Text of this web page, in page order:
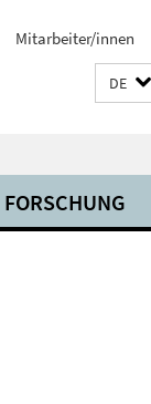
Mitarbeiter/innen
DE
FORSCHUNG